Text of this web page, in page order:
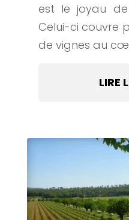
est le joyau de
Celui-ci couvre
de vignes au
LIRE